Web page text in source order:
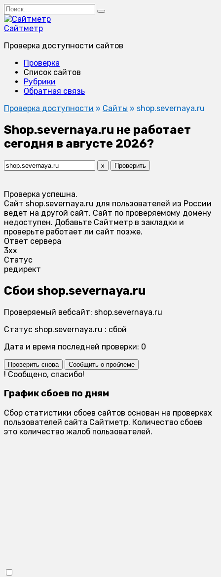
Перейти
к
содержанию
Search
for:
Сайтметр
Проверка доступности сайтов
Проверка
Список сайтов
Рубрики
Обратная связь
Проверка доступности » Сайты » shop.severnaya.ru
Shop.severnaya.ru не работает
сегодня в августе 2026?
x Проверить
Проверка успешна.
Сайт shop.severnaya.ru для пользователей из России
ведет на другой сайт. Сайт по проверяемому домену
недоступен. Добавьте Сайтметр в закладки и
проверьте работает ли сайт позже.
Ответ сервера
3xx
Статус
редирект
Сбои shop.severnaya.ru
Проверяемый вебсайт: shop.severnaya.ru
Статус shop.severnaya.ru : сбой
Дата и время последней проверки: 0
Проверить снова Сообщить о проблеме
! Сообщено, спасибо!
График сбоев по дням
Сбор статистики сбоев сайтов основан на проверках
пользователей сайта Сайтметр. Количество сбоев
это количество жалоб пользователей.